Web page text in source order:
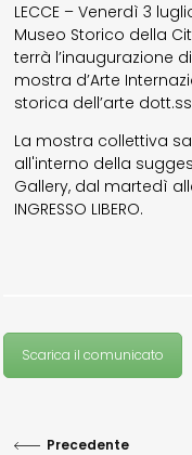
LECCE – Venerdì 3
Museo Storico della
terrà l’inaugurazione di
mostra d’Arte
storica dell’arte
La mostra collettiva
all'interno della
Gallery, dal martedì
INGRESSO LIBERO.
Scarica il comunicato
Precedente